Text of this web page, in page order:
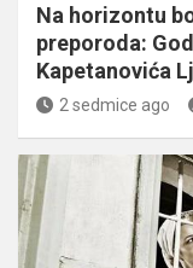
Na horizontu
preporoda:
Kapetanovića
2 sedmice ago